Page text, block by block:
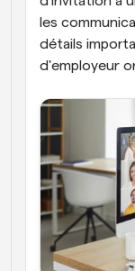
les
détails
d'employeur